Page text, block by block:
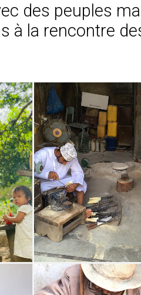
des peuples
à la rencontre